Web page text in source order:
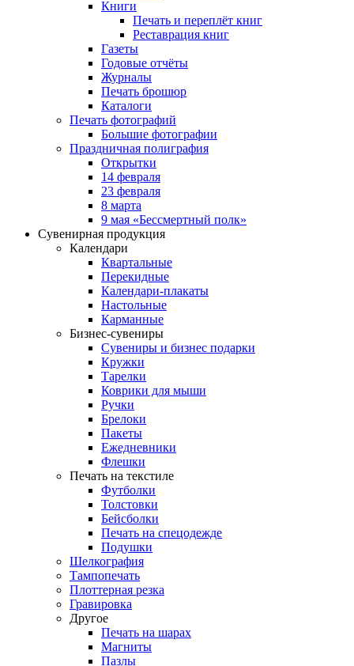
Книги
Печать и переплёт книг
Реставрация книг
Газеты
Годовые отчёты
Журналы
Печать брошюр
Каталоги
Печать фотографий
Большие фотографии
Праздничная полиграфия
Открытки
14 февраля
23 февраля
8 марта
9 мая «Бессмертный полк»
Сувенирная продукция
Календари
Квартальные
Перекидные
Календари-плакаты
Настольные
Карманные
Бизнес-сувениры
Сувениры и бизнес подарки
Кружки
Тарелки
Коврики для мыши
Ручки
Брелоки
Пакеты
Ежедневники
Флешки
Печать на текстиле
Футболки
Толстовки
Бейсболки
Печать на спецодежде
Подушки
Шелкография
Тампопечать
Плоттерная резка
Гравировка
Другое
Печать на шарах
Магниты
Пазлы